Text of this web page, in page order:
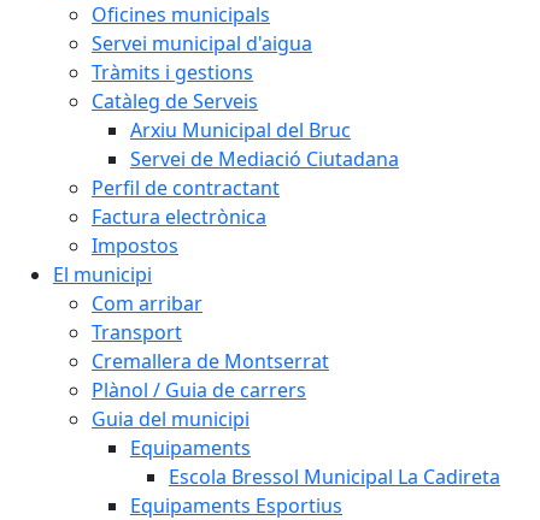
Oficines municipals
Servei municipal d'aigua
Tràmits i gestions
Catàleg de Serveis
Arxiu Municipal del Bruc
Servei de Mediació Ciutadana
Perfil de contractant
Factura electrònica
Impostos
El municipi
Com arribar
Transport
Cremallera de Montserrat
Plànol / Guia de carrers
Guia del municipi
Equipaments
Escola Bressol Municipal La Cadireta
Equipaments Esportius